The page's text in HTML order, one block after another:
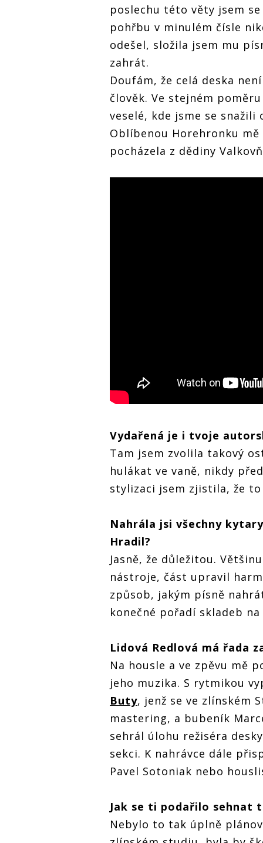
poslechu této věty jsem
pohřbu v minulém čísle
odešel, složila jsem mu
zahrát.
Doufám, že celá deska
člověk. Ve stejném
veselé, kde jsme se
Oblíbenou Horehronku
pocházela z dědiny
Vydařená je i tvoje
Tam jsem zvolila takový
hulákat ve vaně, nikdy
stylizaci jsem zjistila, že
Nahrála jsi všechny
Hradil?
Jasně, že důležitou.
nástroje, část upravil
způsob, jakým písně
konečné pořadí skladeb na
Lidová Redlová má řada
Na housle a ve zpěvu mě
jeho muzika. S rytmikou
Buty, jenž se ve zlínském
mastering, a bubeník
sehrál úlohu režiséra
sekci. K nahrávce dále
Pavel Sotoniak nebo
Jak se ti podařilo sehnat
Nebylo to tak úplně